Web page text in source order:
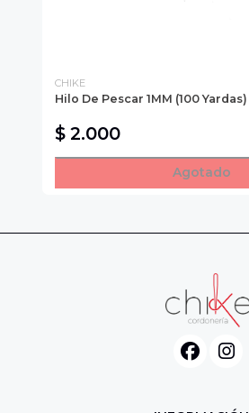
CHIKE
Hilo De Pescar 1MM (100 Yardas)
$ 2.000
Agotado